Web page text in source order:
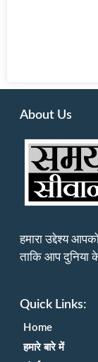
About Us
हमारा उद्देश्य
ताकि आप दुनिया
Quick Links:
Home
हमारे बारे में